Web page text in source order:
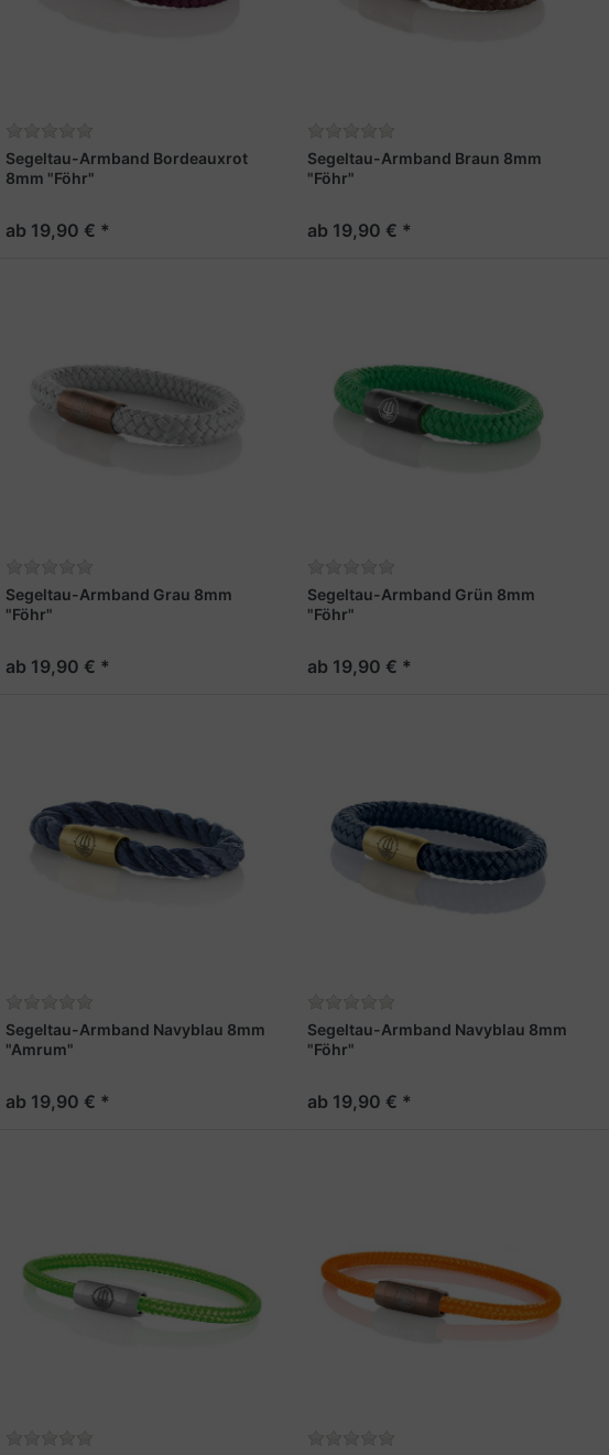
Segeltau-Armband Bordeauxrot
8mm "Föhr"
ab 19,90 € *
Segeltau-Armband Braun 8mm
"Föhr"
ab 19,90 € *
Segeltau-Armband Grau 8mm
"Föhr"
ab 19,90 € *
Segeltau-Armband Grün 8mm
"Föhr"
ab 19,90 € *
Segeltau-Armband Navyblau 8mm
"Amrum"
ab 19,90 € *
Segeltau-Armband Navyblau 8mm
"Föhr"
ab 19,90 € *